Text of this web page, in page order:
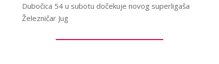
Dubočica 54 u subotu dočekuje novog superligaša
Železničar Jug